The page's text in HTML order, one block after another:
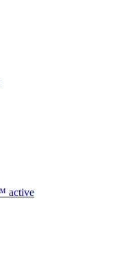
active